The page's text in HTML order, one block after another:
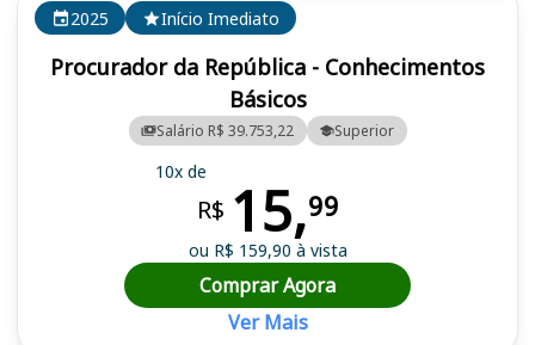
2025 Início Imediato
Procurador da República - Conhecimentos
Básicos
Salário R$ 39.753,22 Superior
10x de
R$ 15,99
ou R$ 159,90 à vista
Comprar Agora
Ver Mais